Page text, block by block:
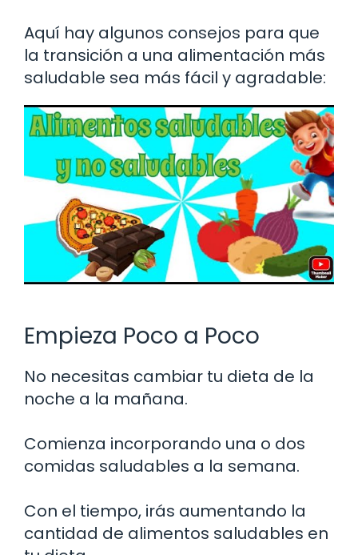
Aquí hay algunos consejos para que
la transición a una alimentación más
saludable sea más fácil y agradable:
Empieza Poco a Poco
No necesitas cambiar tu dieta de la
noche a la mañana.
Comienza incorporando una o dos
comidas saludables a la semana.
Con el tiempo, irás aumentando la
cantidad de alimentos saludables en